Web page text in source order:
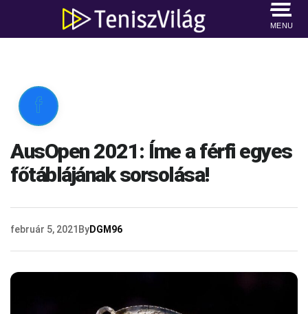
MENU

AusOpen 2021: Íme a férfi egyes
főtáblájának sorsolása!
február 5, 2021 ByDGM96